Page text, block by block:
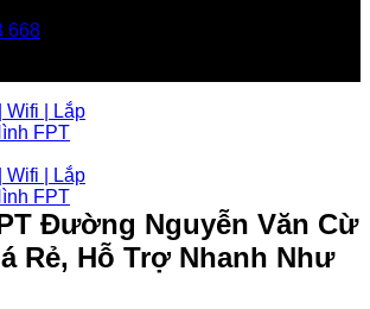
668
Đường Nguyễn Văn Cừ
Rẻ, Hỗ Trợ Nhanh Như